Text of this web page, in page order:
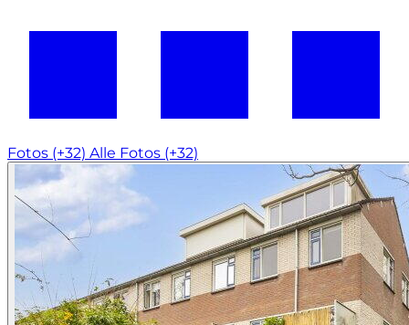
Fotos (+32) Alle Fotos (+32)